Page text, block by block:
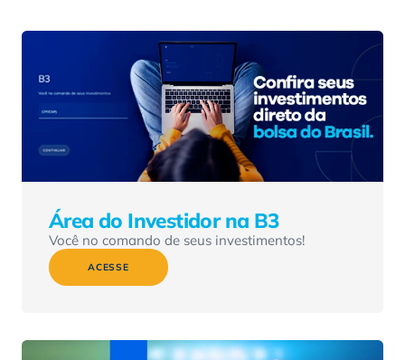
Área do Investidor na B3
Você no comando de seus investimentos!
ACESSE